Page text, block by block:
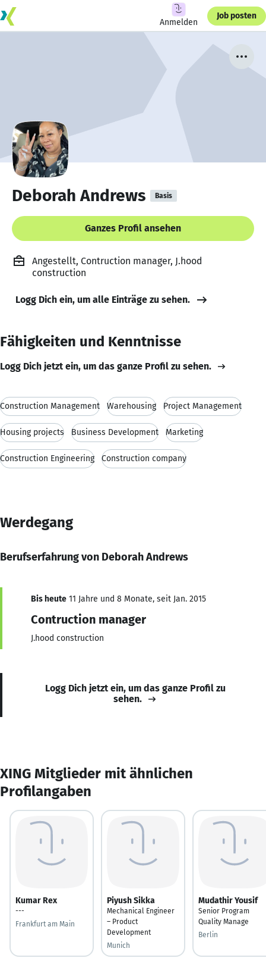
Anmelden
Job posten
Deborah Andrews Basis
Ganzes Profil ansehen
Angestellt, Contruction manager, J.hood
construction
Logg Dich ein, um alle Einträge zu sehen.
Fähigkeiten und Kenntnisse
Logg Dich jetzt ein, um das ganze Profil zu sehen.
Construction Management Warehousing Project Management
Housing projects Business Development Marketing
Construction Engineering Construction company
Werdegang
Berufserfahrung von Deborah Andrews
Bis heute 11 Jahre und 8 Monate, seit Jan. 2015
Contruction manager
J.hood construction
Logg Dich jetzt ein, um das ganze Profil zu
sehen.
XING Mitglieder mit ähnlichen
Profilangaben
Kumar Rex
---
Frankfurt am Main
Piyush Sikka
Mechanical Engineer
– Product
Development
Munich
Mudathir Yousif
Senior Program
Quality Manage
Berlin